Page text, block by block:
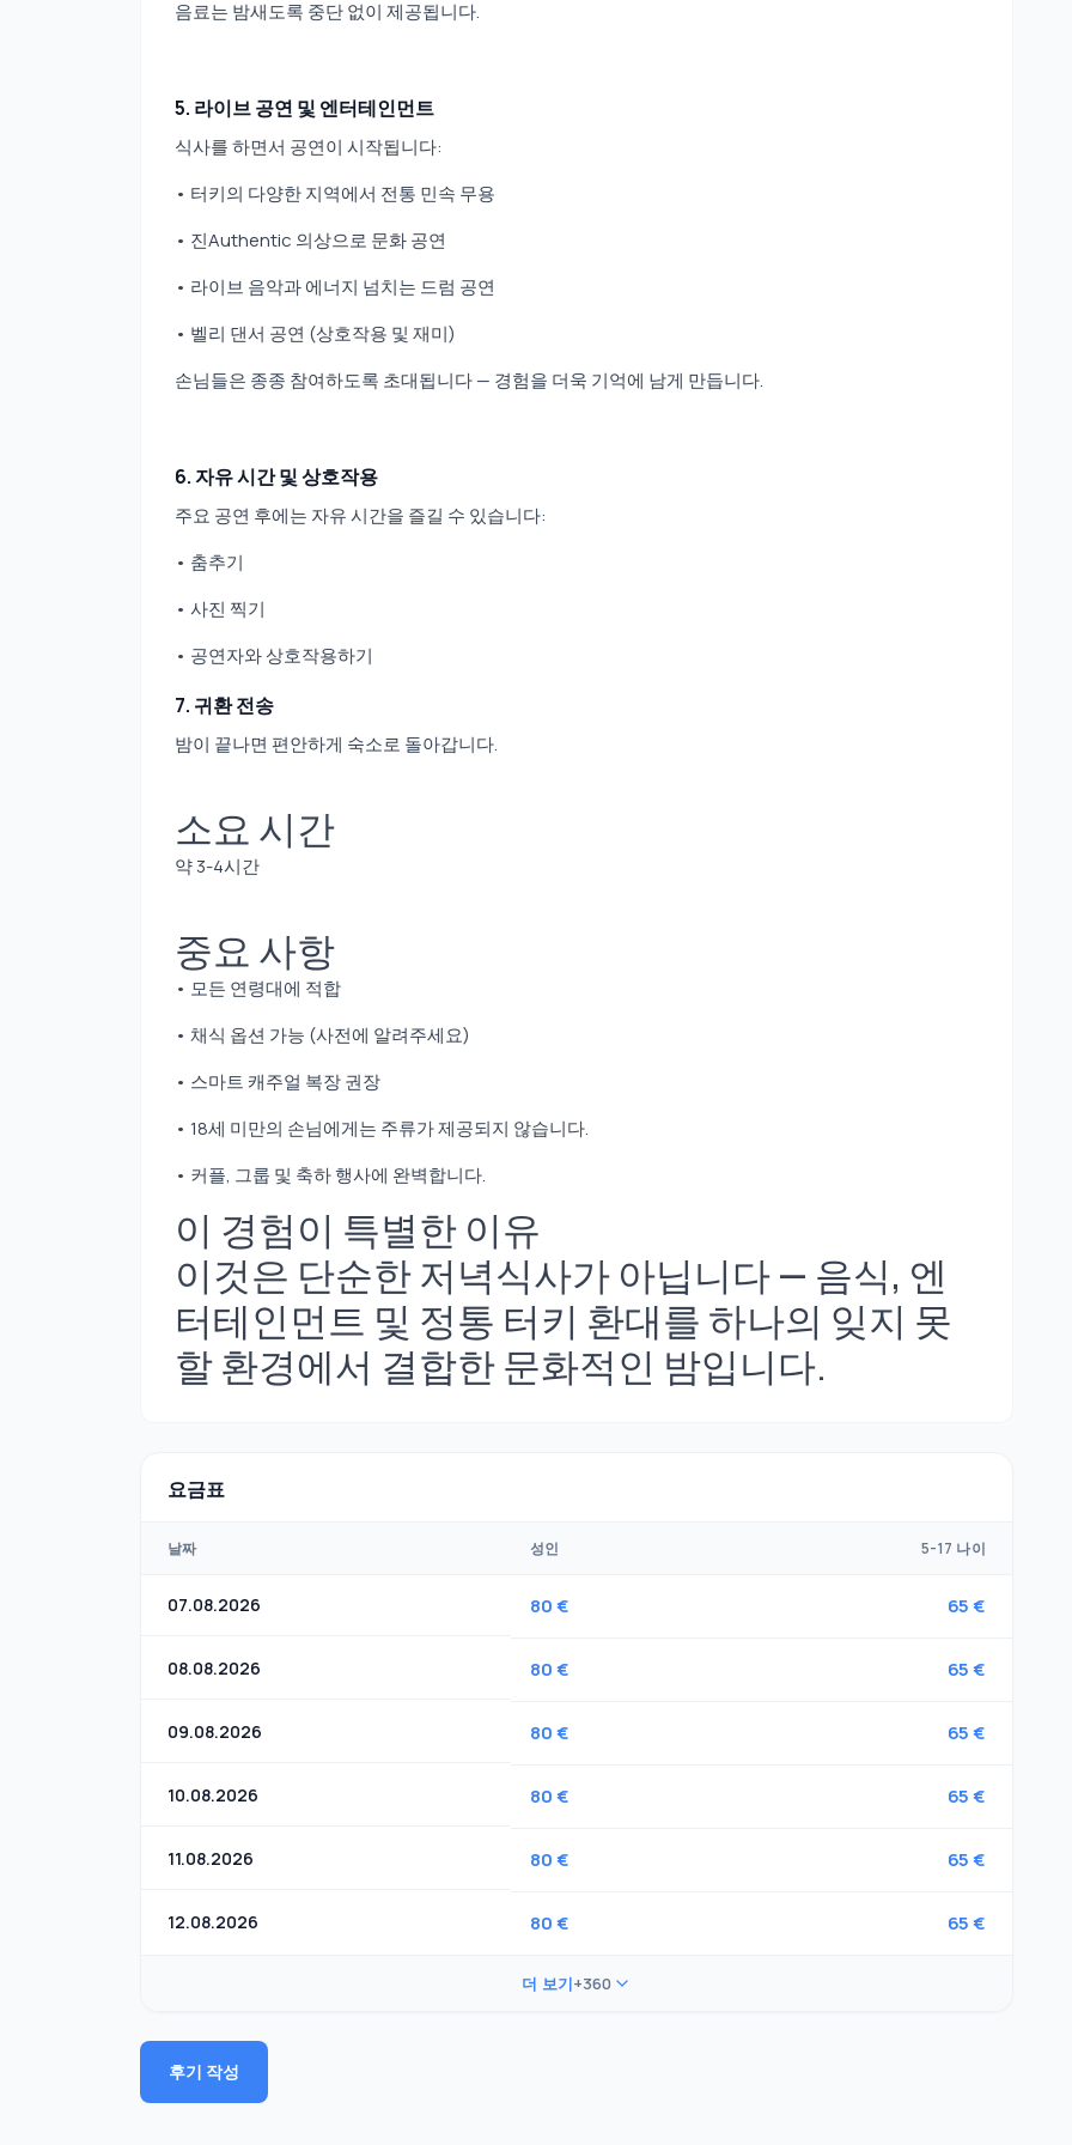
음료는 밤새도록 중단 없이 제공됩니다.
5. 라이브 공연 및 엔터테인먼트
식사를 하면서 공연이 시작됩니다:
• 터키의 다양한 지역에서 전통 민속 무용
• 진Authentic 의상으로 문화 공연
• 라이브 음악과 에너지 넘치는 드럼 공연
• 벨리 댄서 공연 (상호작용 및 재미)
손님들은 종종 참여하도록 초대됩니다 — 경험을 더욱 기억에 남게 만듭니다.
6. 자유 시간 및 상호작용
주요 공연 후에는 자유 시간을 즐길 수 있습니다:
• 춤추기
• 사진 찍기
• 공연자와 상호작용하기
7. 귀환 전송
밤이 끝나면 편안하게 숙소로 돌아갑니다.
소요 시간
약 3-4시간
중요 사항
• 모든 연령대에 적합
• 채식 옵션 가능 (사전에 알려주세요)
• 스마트 캐주얼 복장 권장
• 18세 미만의 손님에게는 주류가 제공되지 않습니다.
• 커플, 그룹 및 축하 행사에 완벽합니다.
이 경험이 특별한 이유
이것은 단순한 저녁식사가 아닙니다 — 음식, 엔
터테인먼트 및 정통 터키 환대를 하나의 잊지 못
할 환경에서 결합한 문화적인 밤입니다.
요금표
날짜 성인 5-17 나이
07.08.2026 80 € 65 €
08.08.2026 80 € 65 €
09.08.2026 80 € 65 €
10.08.2026 80 € 65 €
11.08.2026 80 € 65 €
12.08.2026 80 € 65 €
더 보기+360
후기 작성